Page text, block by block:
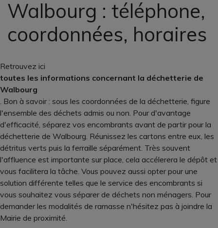
Walbourg : téléphone,
coordonnées, horaires
Retrouvez ici
toutes les informations concernant la déchetterie de
Walbourg
. Bon à savoir : sous les coordonnées de la déchetterie, figure
l'ensemble des déchets admis ou non. Pour d'avantage
d'efficacité, séparez vos encombrants avant de partir pour la
déchetterie de Walbourg. Réunissez les cartons entre eux, les
détritus verts puis la ferraille séparément. Très souvent
l'affluence est importante sur place, cela accélerera le dépôt et
vous facilitera la tâche. Vous pouvez aussi opter pour une
solution différente telles que le service des encombrants si
vous souhaitez vous séparer de déchets non ménagers. Pour
demander les modalités de ramasse n'hésitez pas à joindre la
Mairie de proximité.